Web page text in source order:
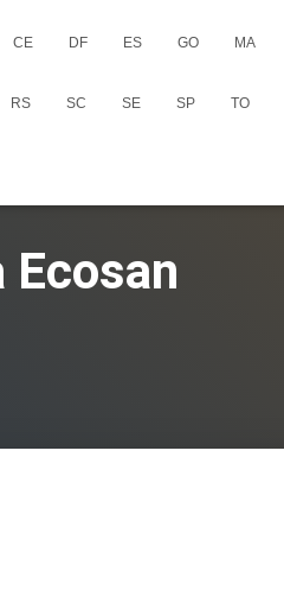
CE DF ES GO MA
RS SC SE SP TO
Ecosan